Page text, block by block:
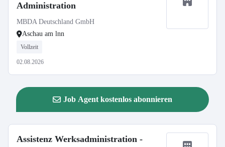
Administration
MBDA Deutschland GmbH
Aschau am lnn
Vollzeit
02.08.2026
Job Agent kostenlos abonnieren
Assistenz Werksadministration -